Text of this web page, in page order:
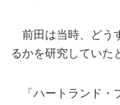
前田は当時、どう
るかを研究していた
「ハートランド